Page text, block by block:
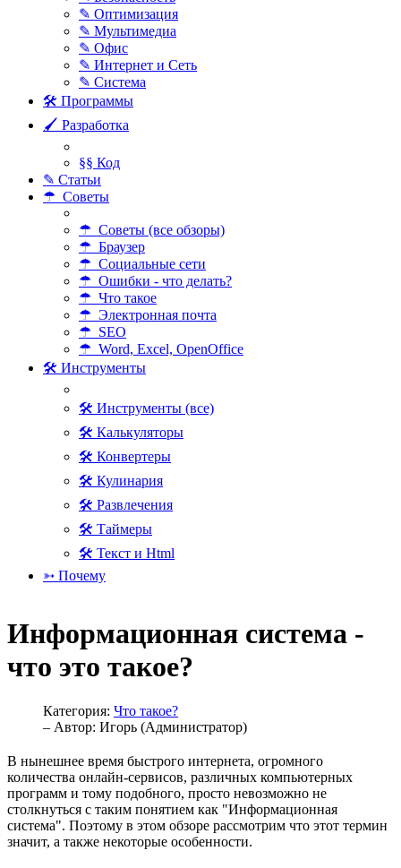
✎ Оптимизация
✎ Мультимедиа
✎ Офис
✎ Интернет и Сеть
✎ Система
🛠 Программы
🖌 Разработка
§§ Код
✎ Статьи
☂ Советы
☂ Советы (все обзоры)
☂ Браузер
☂ Социальные сети
☂ Ошибки - что делать?
☂ Что такое
☂ Электронная почта
☂ SEO
☂ Word, Excel, OpenOffice
🛠 Инструменты
🛠 Инструменты (все)
🛠 Калькуляторы
🛠 Конвертеры
🛠 Кулинария
🛠 Развлечения
🛠 Таймеры
🛠 Текст и Html
➳ Почему
Информационная система -
что это такое?
Категория: Что такое?
– Автор: Игорь (Администратор)
В нынешнее время быстрого интернета, огромного
количества онлайн-сервисов, различных компьютерных
программ и тому подобного, просто невозможно не
столкнуться с таким понятием как "Информационная
система". Поэтому в этом обзоре рассмотрим что этот термин
значит, а также некоторые особенности.